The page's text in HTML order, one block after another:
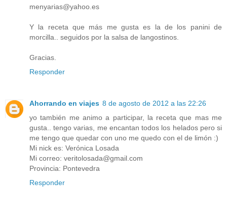
menyarias@yahoo.es
Y la receta que más me gusta es la de los panini de
morcilla.. seguidos por la salsa de langostinos.
Gracias.
Responder
Ahorrando en viajes 8 de agosto de 2012 a las 22:26
yo también me animo a participar, la receta que mas me
gusta.. tengo varias, me encantan todos los helados pero si
me tengo que quedar con uno me quedo con el de limón :)
Mi nick es: Verónica Losada
Mi correo: veritolosada@gmail.com
Provincia: Pontevedra
Responder